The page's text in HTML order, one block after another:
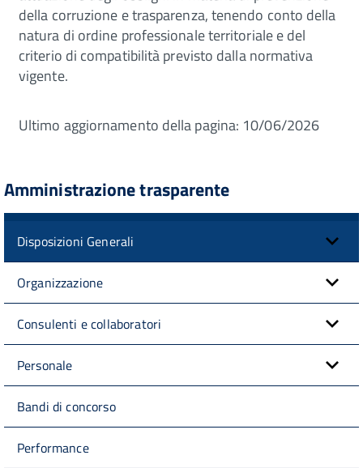
della corruzione e trasparenza, tenendo conto della
natura di ordine professionale territoriale e del
criterio di compatibilità previsto dalla normativa
vigente.
Ultimo aggiornamento della pagina: 10/06/2026
Amministrazione trasparente
Disposizioni Generali
Organizzazione
Consulenti e collaboratori
Personale
Bandi di concorso
Performance